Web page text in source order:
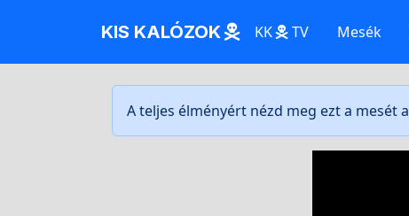
KIS KALÓZOK KK TV Mesék
A teljes élményért nézd meg ezt a mesét a